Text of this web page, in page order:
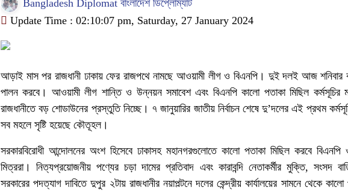
Bangladesh Diplomat বাংলাদেশ ডিপ্লোম্যাট
Update Time : 02:10:07 pm, Saturday, 27 January 2024
আড়াই মাস পর রাজধানী ঢাকায় ফের রাজপথে নামছে আওয়ামী লীগ ও বিএনপি। দুই দলই আজ শনিবার
পালন করবে। আওয়ামী লীগ শান্তি ও উন্নয়ন সমাবেশ এবং বিএনপি কালো পতাকা মিছিল কর্মসূচির
রাজধানীতে বড় শোডাউনের প্রস্তুতি নিচ্ছে। ৭ জানুয়ারির জাতীয় নির্বাচন শেষে দু’দলের এই প্রথম
সব মহলে সৃষ্টি হয়েছে কৌতূহল।
সরকারবিরোধী আন্দোলনের অংশ হিসেবে ঢাকাসহ মহানগরগুলোতে কালো পতাকা মিছিল করবে বিএনপি
মিত্ররা। নিত্যপ্রয়োজনীয় পণ্যের চড়া দামের প্রতিবাদ এবং কারাবন্দি নেতাকর্মীর মুক্তি, সংসদ
সরকারের পদত্যাগ দাবিতে দুপুর ২টায় রাজধানীর নয়াপল্টনে দলের কেন্দ্রীয় কার্যালয়ের সামনে থেকে কালো